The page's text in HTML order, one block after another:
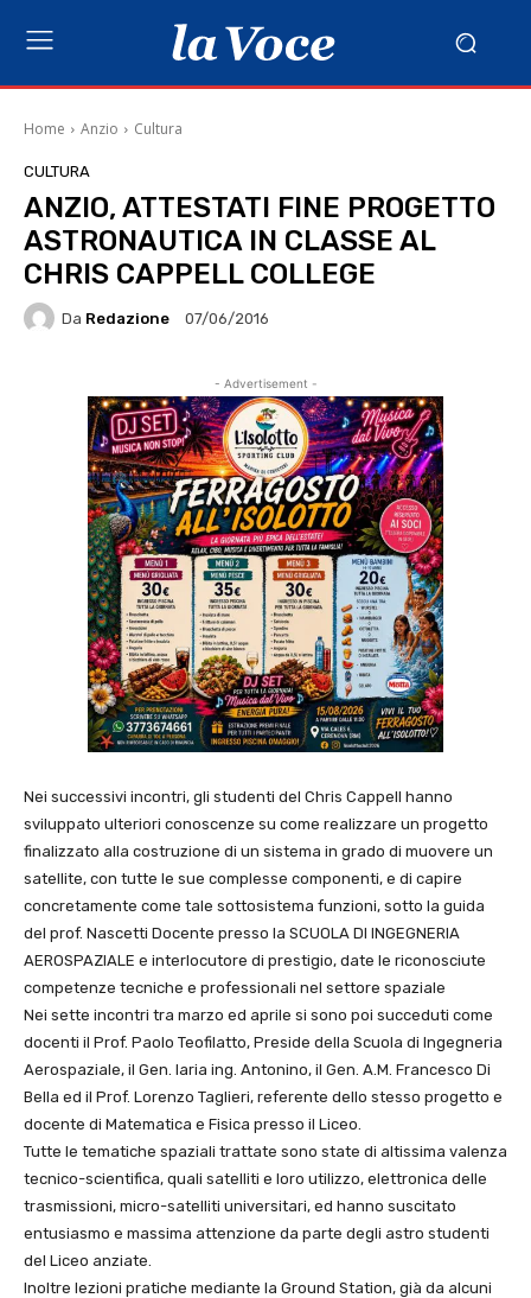
Home Anzio Cultura
CULTURA
ANZIO, ATTESTATI FINE PROGETTO
ASTRONAUTICA IN CLASSE AL
CHRIS CAPPELL COLLEGE
Da Redazione 07/06/2016
- Advertisement -
Nei successivi incontri, gli studenti del Chris Cappell hanno
sviluppato ulteriori conoscenze su come realizzare un progetto
finalizzato alla costruzione di un sistema in grado di muovere un
satellite, con tutte le sue complesse componenti, e di capire
concretamente come tale sottosistema funzioni, sotto la guida
del prof. Nascetti Docente presso la SCUOLA DI INGEGNERIA
AEROSPAZIALE e interlocutore di prestigio, date le riconosciute
competenze tecniche e professionali nel settore spaziale
Nei sette incontri tra marzo ed aprile si sono poi succeduti come
docenti il Prof. Paolo Teofilatto, Preside della Scuola di Ingegneria
Aerospaziale, il Gen. Iaria ing. Antonino, il Gen. A.M. Francesco Di
Bella ed il Prof. Lorenzo Taglieri, referente dello stesso progetto e
docente di Matematica e Fisica presso il Liceo.
Tutte le tematiche spaziali trattate sono state di altissima valenza
tecnico-scientifica, quali satelliti e loro utilizzo, elettronica delle
trasmissioni, micro-satelliti universitari, ed hanno suscitato
entusiasmo e massima attenzione da parte degli astro studenti
del Liceo anziate.
Inoltre lezioni pratiche mediante la Ground Station, già da alcuni